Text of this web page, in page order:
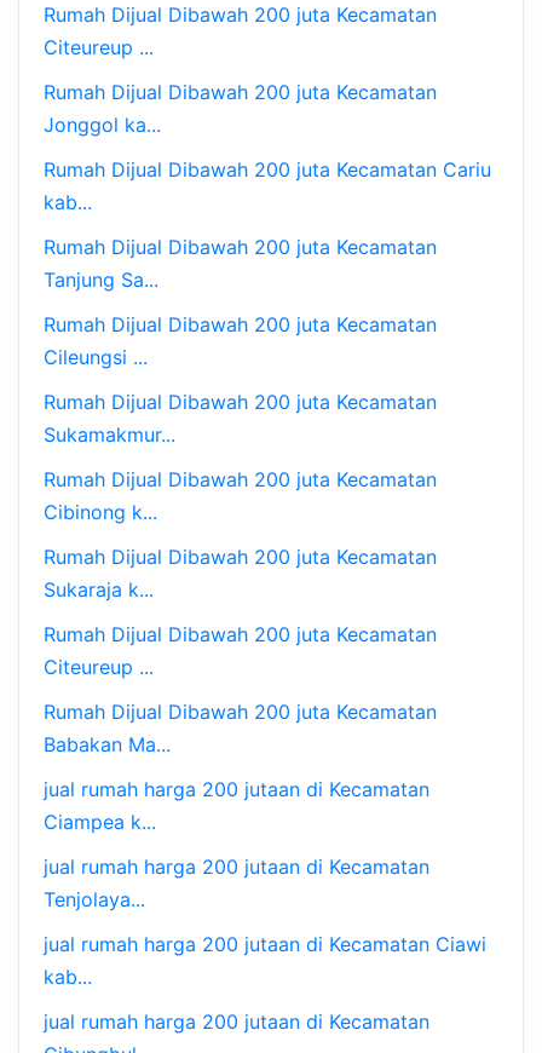
Rumah Dijual Dibawah 200 juta Kecamatan
Citeureup ...
Rumah Dijual Dibawah 200 juta Kecamatan
Jonggol ka...
Rumah Dijual Dibawah 200 juta Kecamatan Cariu
kab...
Rumah Dijual Dibawah 200 juta Kecamatan
Tanjung Sa...
Rumah Dijual Dibawah 200 juta Kecamatan
Cileungsi ...
Rumah Dijual Dibawah 200 juta Kecamatan
Sukamakmur...
Rumah Dijual Dibawah 200 juta Kecamatan
Cibinong k...
Rumah Dijual Dibawah 200 juta Kecamatan
Sukaraja k...
Rumah Dijual Dibawah 200 juta Kecamatan
Citeureup ...
Rumah Dijual Dibawah 200 juta Kecamatan
Babakan Ma...
jual rumah harga 200 jutaan di Kecamatan
Ciampea k...
jual rumah harga 200 jutaan di Kecamatan
Tenjolaya...
jual rumah harga 200 jutaan di Kecamatan Ciawi
kab...
jual rumah harga 200 jutaan di Kecamatan